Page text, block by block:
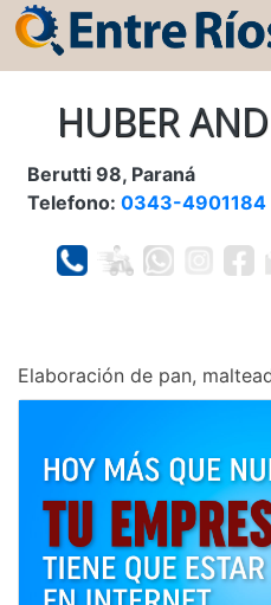
HUBER
Berutti 98, Paraná
Telefono: 0343-4901184
Elaboración de pan,